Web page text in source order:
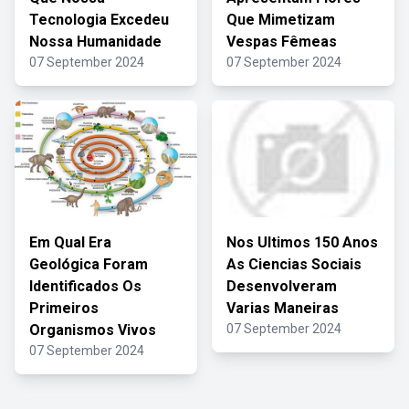
Tecnologia Excedeu
Nossa Humanidade
07 September 2024
Que Mimetizam
Vespas Fêmeas
07 September 2024
Em Qual Era
Geológica Foram
Identificados Os
Primeiros
Organismos Vivos
07 September 2024
Nos Ultimos 150 Anos
As Ciencias Sociais
Desenvolveram
Varias Maneiras
07 September 2024